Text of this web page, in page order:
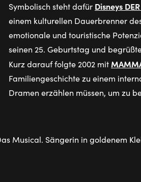
Symbolisch steht dafür Disneys
einem kulturellen Dauerbrenner
emotionale und touristische
seinen 25. Geburtstag und
Kurz darauf folgte 2002 mit
Familiengeschichte zu einem
Dramen erzählen müssen, um zu